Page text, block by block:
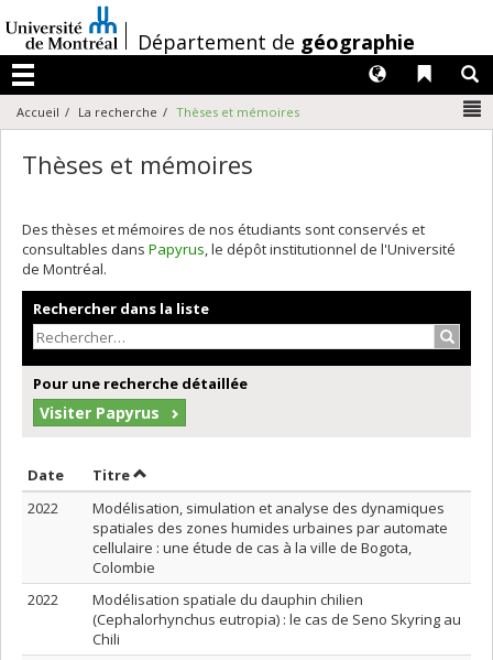
au
contenu
/Département de géographie
Menu
Liens
Langues
Accueil La recherche Thèses et mémoires
Thèses et mémoires
Des thèses et mémoires de nos étudiants sont conservés et
consultables dans Papyrus, le dépôt institutionnel de l'Université
de Montréal.
Rechercher dans la liste
Pour une recherche détaillée
Visiter Papyrus
Date Trier par date en ordre croissant
TitreTrier par titre en ordre croissant
2022
Modélisation, simulation et analyse des dynamiques
spatiales des zones humides urbaines par automate
cellulaire : une étude de cas à la ville de Bogota,
Colombie
2022
Modélisation spatiale du dauphin chilien
(Cephalorhynchus eutropia) : le cas de Seno Skyring au
Chili